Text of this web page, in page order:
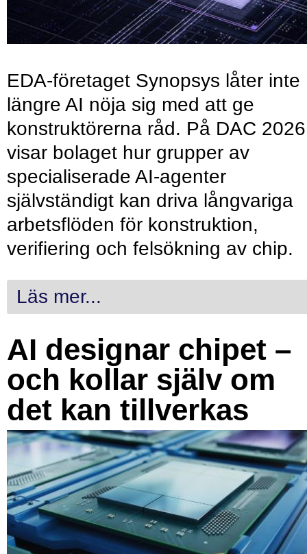
EDA-företaget Synopsys låter inte
längre AI nöja sig med att ge
konstruktörerna råd. På DAC 2026
visar bolaget hur grupper av
specialiserade AI-agenter
självständigt kan driva långvariga
arbetsflöden för konstruktion,
verifiering och felsökning av chip.
Läs mer...
AI designar chipet –
och kollar själv om
det kan tillverkas